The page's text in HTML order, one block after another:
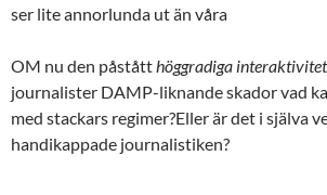
ser lite annorlunda ut än våra
OM nu den påståtthöggradiga
journalister DAMP-liknande skador vad
med stackars regimer?Eller är det i själva
handikappade journalistiken?